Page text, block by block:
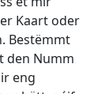
Kaart oder
Bestëmmt
den Numm
eng